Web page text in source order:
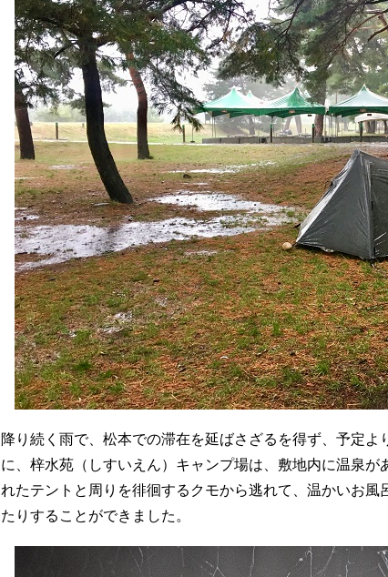
降り続く雨で、松本での滞在を延ばさざるを得ず、予定
に、梓水苑（しすいえん）キャンプ場は、敷地内に温泉
れたテントと周りを徘徊するクモから逃れて、温かいお
たりすることができました。